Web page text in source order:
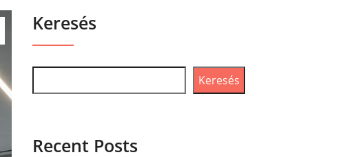
Keresés
Keresés
Recent Posts